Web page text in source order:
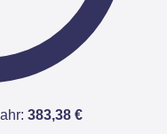
383,38 €